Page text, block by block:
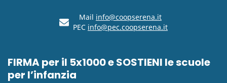
Mail info@coopserena.it
PEC info@pec.coopserena.it
FIRMA per il 5x1000 e SOSTIENI le scuole
per l’infanzia